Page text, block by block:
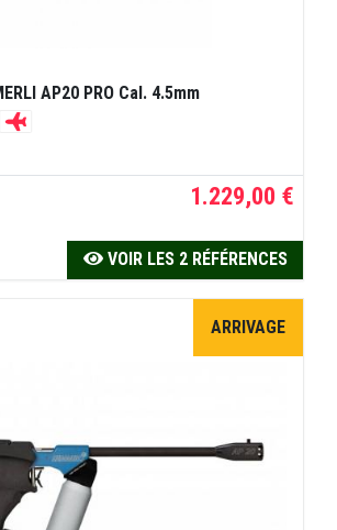
AP20 PRO Cal. 4.5mm
1.229,00 €
VOIR LES 2 RÉFÉRENCES
ARRIVAGE